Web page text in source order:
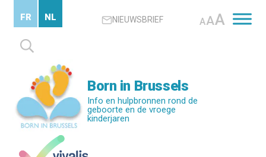
content
NIEUWSBRIEF AAA
Zoeken
naar:
FR NL
Born in Brussels
Info en hulpbronnen rond de
geboorte en de vroege
kinderjaren